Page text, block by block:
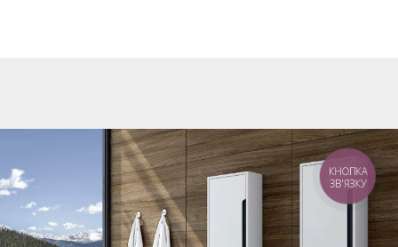
КНОПКА
ЗВ'ЯЗКУ